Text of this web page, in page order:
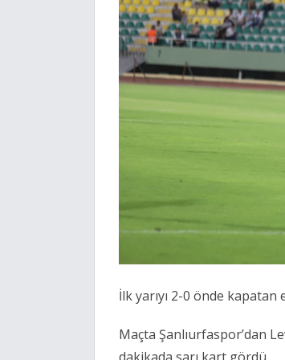
İlk yarıyı 2-0 önde
Maçta Şanlıurfaspor’dan
dakikada sarı kart gördü.